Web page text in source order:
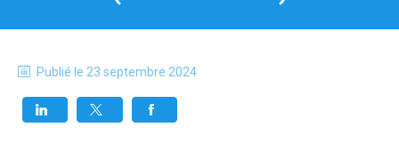
Publié le 23 septembre 2024